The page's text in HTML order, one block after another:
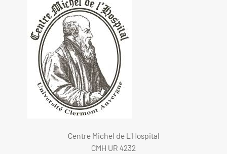
Centre Michel de L'Hospital
CMH UR 4232